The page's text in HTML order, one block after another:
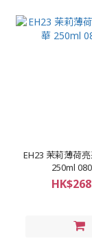
EH23 茉莉薄荷
250ml